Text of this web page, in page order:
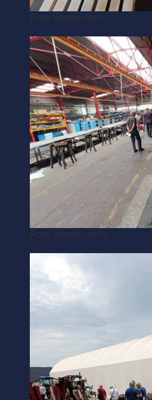
Foto: vranje.org.rs
Foto: vranje.org.rs